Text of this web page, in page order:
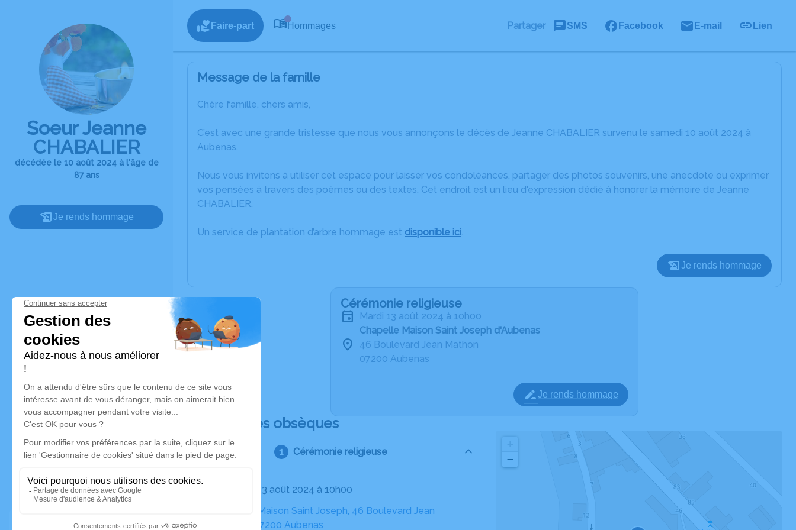
Soeur Jeanne
CHABALIER
décédée le 10 août 2024 à l'âge de
87 ans
Je rends hommage
Faire-part Hommages Partager SMS Facebook E-mail Lien
Message de la famille
Chère famille, chers amis,
C’est avec une grande tristesse que nous vous annonçons le décès de Jeanne CHABALIER survenu le samedi 10 août 2024 à
Aubenas.
Nous vous invitons à utiliser cet espace pour laisser vos condoléances, partager des photos souvenirs, une anecdote ou exprimer
vos pensées à travers des poèmes ou des textes. Cet endroit est un lieu d'expression dédié à honorer la mémoire de Jeanne
CHABALIER.
Un service de plantation d’arbre hommage est disponible ici.
Je rends hommage
Cérémonie religieuse
mardi 13 août 2024 à 10h00
Chapelle Maison Saint Joseph d'Aubenas
46 Boulevard Jean Mathon
07200 Aubenas
Je rends hommage
Déroulé des obsèques
Cérémonie religieuse
Le mardi 13 août 2024 à 10h00
Chapelle Maison Saint Joseph, 46 Boulevard Jean
Mathon, 07200 Aubenas
−